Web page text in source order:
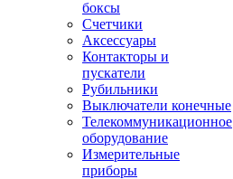
боксы
Счетчики
Аксессуары
Контакторы и
пускатели
Рубильники
Выключатели конечные
Телекоммуникационное
оборудование
Измерительные
приборы